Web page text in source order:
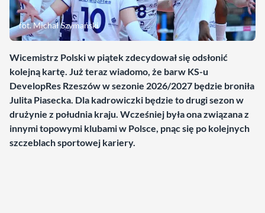
fot. Michał Szymański
Wicemistrz Polski w piątek zdecydował się odsłonić
kolejną kartę. Już teraz wiadomo, że barw KS-u
DevelopRes Rzeszów w sezonie 2026/2027 będzie broniła
Julita Piasecka. Dla kadrowiczki będzie to drugi sezon w
drużynie z południa kraju. Wcześniej była ona związana z
innymi topowymi klubami w Polsce, pnąc się po kolejnych
szczeblach sportowej kariery.